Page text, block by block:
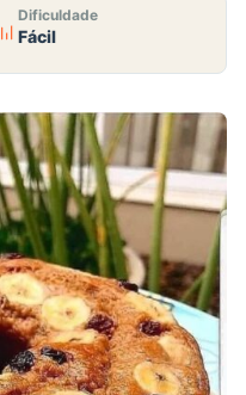
Dificuldade
Fácil